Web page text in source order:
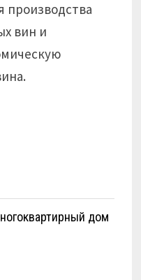
производства
вин и
дом